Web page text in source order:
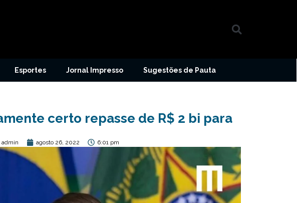
Esportes Jornal Impresso Sugestões de Pauta
certo repasse de R$ 2 bi para
admin agosto 26, 2022 6:01 pm